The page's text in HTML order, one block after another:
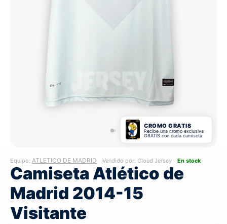
CROMO GRATIS
Recibe una cromo exclusiva
GRATIS con cada camiseta
Equipo: ATLETICO DE MADRID Vendido por: Cloud Jersey En stock
Camiseta Atlético de
Madrid 2014-15
Visitante